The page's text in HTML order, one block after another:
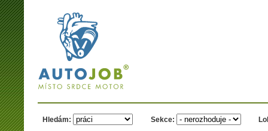
AUTOJOB.cz -
místo srdce
motor
Hledám: Sekce: